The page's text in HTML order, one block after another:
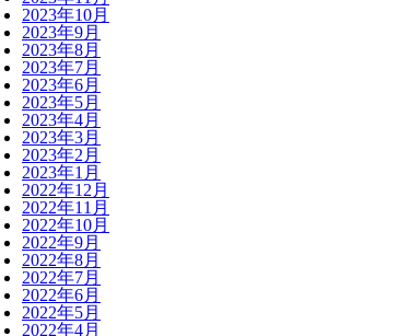
2023年10月
2023年9月
2023年8月
2023年7月
2023年6月
2023年5月
2023年4月
2023年3月
2023年2月
2023年1月
2022年12月
2022年11月
2022年10月
2022年9月
2022年8月
2022年7月
2022年6月
2022年5月
2022年4月